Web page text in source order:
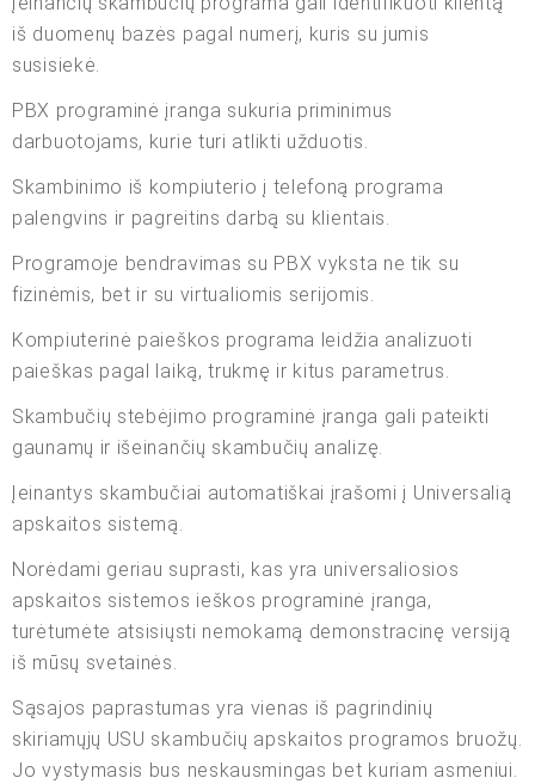
iš duomenų bazės pagal numerį, kuris su jumis
susisiekė.
PBX programinė įranga sukuria priminimus
darbuotojams, kurie turi atlikti užduotis.
Skambinimo iš kompiuterio į telefoną programa
palengvins ir pagreitins darbą su klientais.
Programoje bendravimas su PBX vyksta ne tik su
fizinėmis, bet ir su virtualiomis serijomis.
Kompiuterinė paieškos programa leidžia analizuoti
paieškas pagal laiką, trukmę ir kitus parametrus.
Skambučių stebėjimo programinė įranga gali pateikti
gaunamų ir išeinančių skambučių analizę.
Įeinantys skambučiai automatiškai įrašomi į Universalią
apskaitos sistemą.
Norėdami geriau suprasti, kas yra universaliosios
apskaitos sistemos ieškos programinė įranga,
turėtumėte atsisiųsti nemokamą demonstracinę versiją
iš mūsų svetainės.
Sąsajos paprastumas yra vienas iš pagrindinių
skiriamųjų USU skambučių apskaitos programos bruožų.
Jo vystymasis bus neskausmingas bet kuriam asmeniui.